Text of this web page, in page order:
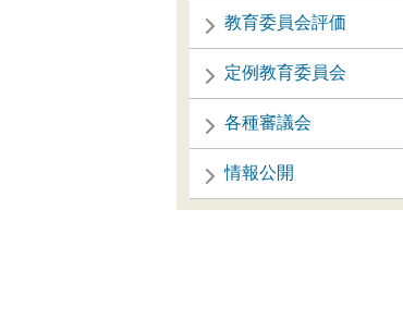
教育委員会評価
定例教育委員会
各種審議会
情報公開